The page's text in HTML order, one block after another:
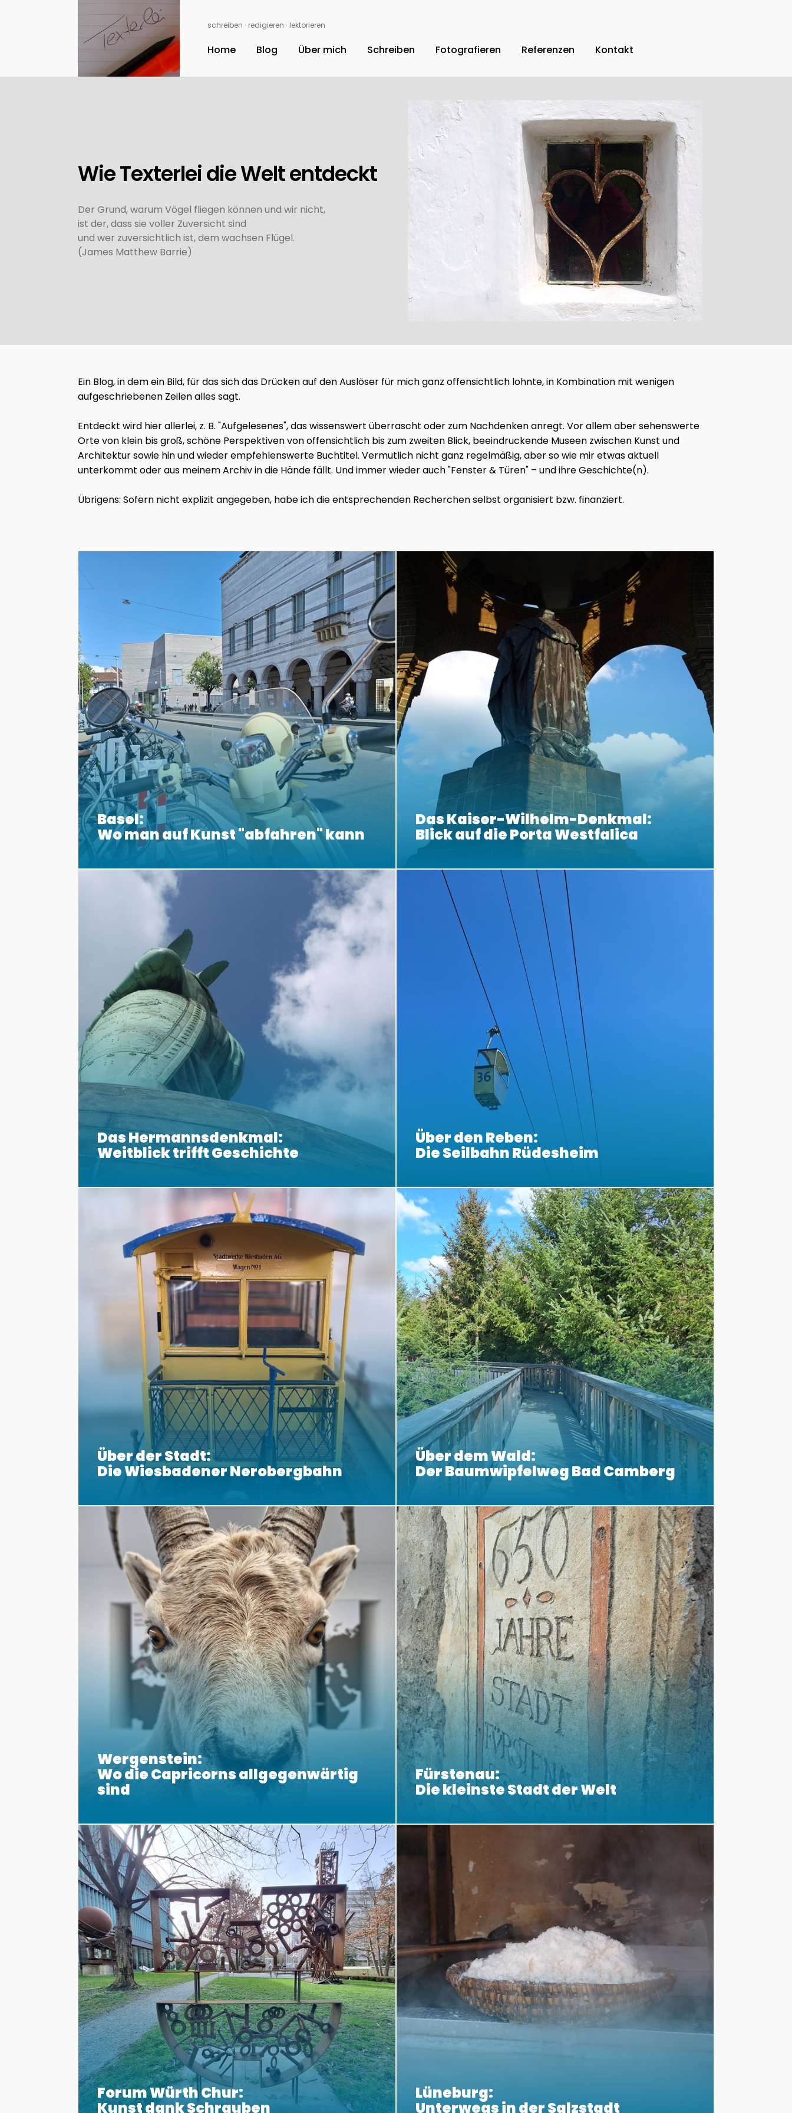
schreiben ∙ redigieren ∙ lektorieren
Home Blog Über mich Schreiben Fotografieren Referenzen Kontakt
Wie Texterlei die Welt entdeckt
Der Grund, warum Vögel fliegen können und wir nicht,
ist der, dass sie voller Zuversicht sind
und wer zuversichtlich ist, dem wachsen Flügel.
(James Matthew Barrie)
Ein Blog, in dem ein Bild, für das sich das Drücken auf den Auslöser für mich ganz offensichtlich lohnte, in Kombination mit wenigen
aufgeschriebenen Zeilen alles sagt.
Entdeckt wird hier allerlei, z. B. "Aufgelesenes", das wissenswert überrascht oder zum Nachdenken anregt. Vor allem aber sehenswerte
Orte von klein bis groß, schöne Perspektiven von offensichtlich bis zum zweiten Blick, beeindruckende Museen zwischen Kunst und
Architektur sowie hin und wieder empfehlenswerte Buchtitel. Vermutlich nicht ganz regelmäßig, aber so wie mir etwas aktuell
unterkommt oder aus meinem Archiv in die Hände fällt. Und immer wieder auch "Fenster & Türen" – und ihre Geschichte(n).
Übrigens: Sofern nicht explizit angegeben, habe ich die entsprechenden Recherchen selbst organisiert bzw. finanziert.
Basel:
Wo man auf Kunst "abfahren" kann
Das Kaiser-Wilhelm-Denkmal:
Blick auf die Porta Westfalica
Das Hermannsdenkmal:
Weitblick trifft Geschichte
Über den Reben:
Die Seilbahn Rüdesheim
Über der Stadt:
Die Wiesbadener Nerobergbahn
Über dem Wald:
Der Baumwipfelweg Bad Camberg
Wergenstein:
Wo die Capricorns allgegenwärtig
sind
Fürstenau:
Die kleinste Stadt der Welt
Forum Würth Chur:
Kunst dank Schrauben
Lüneburg:
Unterwegs in der Salzstadt